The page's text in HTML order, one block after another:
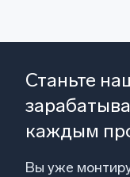
Станьте
каждым
Вы уже